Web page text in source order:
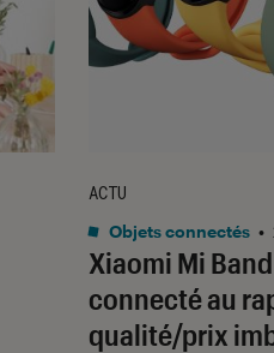
Xiaomi Mi
connecté au
qualité/prix
ACTU
Objets connectés •